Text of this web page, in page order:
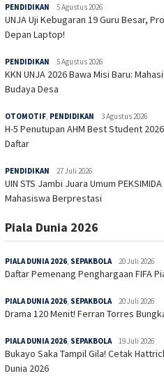
PENDIDIKAN 5 Agustus 2026
UNJA Uji Kebugaran 19 Guru Besar,
Depan Laptop!
PENDIDIKAN 5 Agustus 2026
KKN UNJA 2026 Bawa Misi Baru:
Budaya Desa
OTOMOTIF PENDIDIKAN 3 Agustus 2026
H-5 Penutupan AHM Best Student
Daftar
PENDIDIKAN 27 Juli 2026
UIN STS Jambi Juara Umum
Mahasiswa Berprestasi
Piala Dunia 2026
PIALA DUNIA 2026, SEPAKBOLA 20 Juli 2026
Daftar Pemenang Penghargaan FIFA
PIALA DUNIA 2026, SEPAKBOLA 20 Juli 2026
Drama 120 Menit! Ferran Torres
PIALA DUNIA 2026, SEPAKBOLA 19 Juli 2026
Bukayo Saka Tampil Gila! Cetak
Dunia 2026